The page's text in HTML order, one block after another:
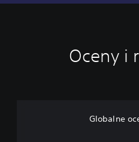
Oceny i
Globalne